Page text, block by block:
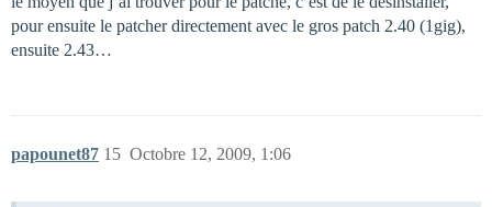
pour ensuite le patcher directement avec le gros patch 2.40 (1gig),
ensuite 2.43…
papounet87 Octobre 12, 2009, 1:06
15